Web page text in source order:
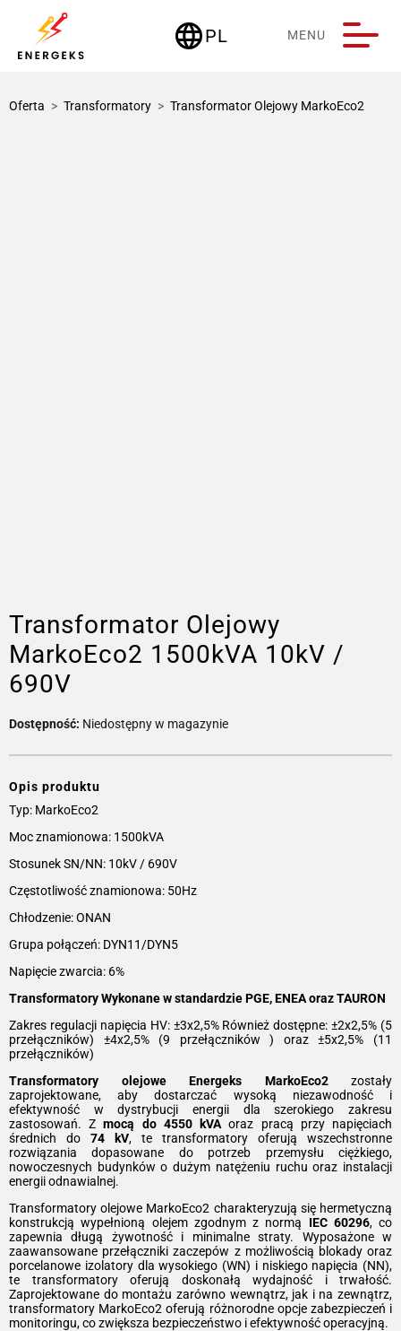
languagePL
Deutschland MENU
Oferta > Transformatory > Transformator Olejowy MarkoEco2
Transformator Olejowy
MarkoEco2 1500kVA 10kV /
690V
Dostępność: Niedostępny w magazynie
Opis produktu
Typ: MarkoEco2
Moc znamionowa: 1500kVA
Stosunek SN/NN: 10kV / 690V
Częstotliwość znamionowa: 50Hz
Chłodzenie: ONAN
Grupa połączeń: DYN11/DYN5
Napięcie zwarcia: 6%
Transformatory Wykonane w standardzie PGE, ENEA oraz TAURON
Zakres regulacji napięcia HV: ±3x2,5% Również dostępne: ±2x2,5% (5
przełączników) ±4x2,5% (9 przełączników ) oraz ±5x2,5% (11
przełączników)
Transformatory olejowe Energeks MarkoEco2zostały
zaprojektowane, aby dostarczać wysoką niezawodność i
efektywność w dystrybucji energii dla szerokiego zakresu
zastosowań. Zmocą do 4550 kVA oraz pracą przy napięciach
średnich do 74 kV, te transformatory oferują wszechstronne
rozwiązania dopasowane do potrzeb przemysłu ciężkiego,
nowoczesnych budynków o dużym natężeniu ruchu oraz instalacji
energii odnawialnej.
Transformatory olejowe MarkoEco2 charakteryzują się hermetyczną
konstrukcją wypełnioną olejem zgodnym z normą IEC 60296, co
zapewnia długą żywotność i minimalne straty. Wyposażone w
zaawansowane przełączniki zaczepów z możliwością blokady oraz
porcelanowe izolatory dla wysokiego (WN) i niskiego napięcia (NN),
te transformatory oferują doskonałą wydajność i trwałość.
Zaprojektowane do montażu zarówno wewnątrz, jak i na zewnątrz,
transformatory MarkoEco2 oferują różnorodne opcje zabezpieczeń i
monitoringu, co zwiększa bezpieczeństwo i efektywność operacyjną.